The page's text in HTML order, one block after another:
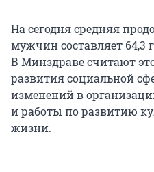
На сегодня средняя
мужчин составляет 64,3
В Минздраве считают
развития социальной
изменений в
и работы по развитию
жизни.